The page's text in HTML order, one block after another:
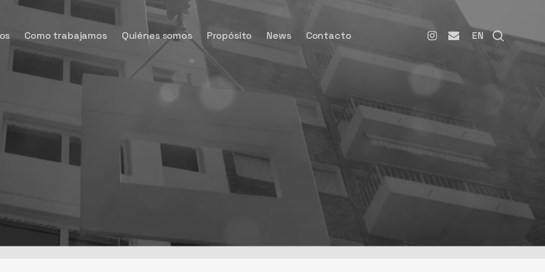
Como trabajamos Quiénes somos Propósito News Contacto instagram
email EN search